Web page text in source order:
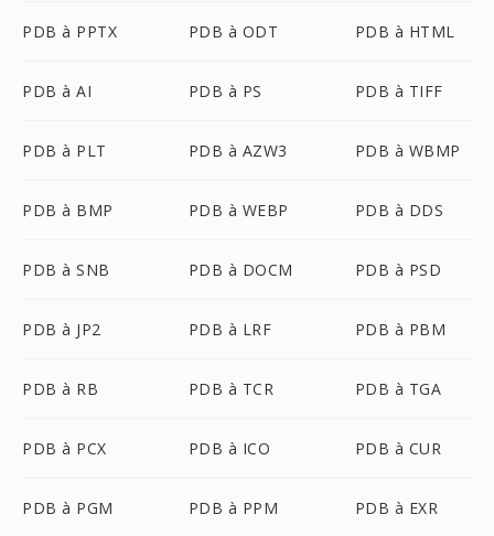
PDB à PPTX PDB à ODT PDB à HTML
PDB à AI PDB à PS PDB à TIFF
PDB à PLT PDB à AZW3 PDB à WBMP
PDB à BMP PDB à WEBP PDB à DDS
PDB à SNB PDB à DOCM PDB à PSD
PDB à JP2 PDB à LRF PDB à PBM
PDB à RB PDB à TCR PDB à TGA
PDB à PCX PDB à ICO PDB à CUR
PDB à PGM PDB à PPM PDB à EXR